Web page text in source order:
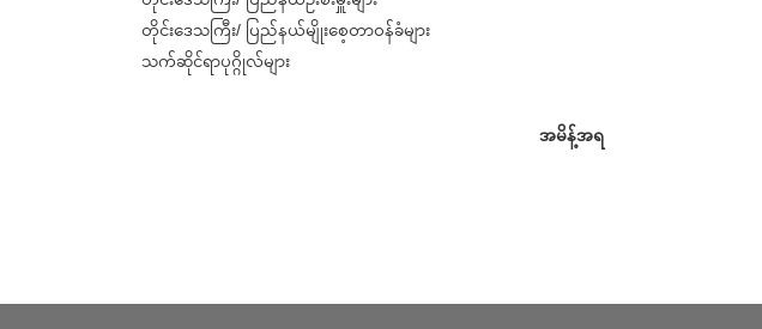
တိုင်းဒေသကြီး/ ပြည်နယ်မျိုးစေ့တာဝန်ခံများ
သက်ဆိုင်ရာပုဂ္ဂိုလ်များ
အမိန့်အရ